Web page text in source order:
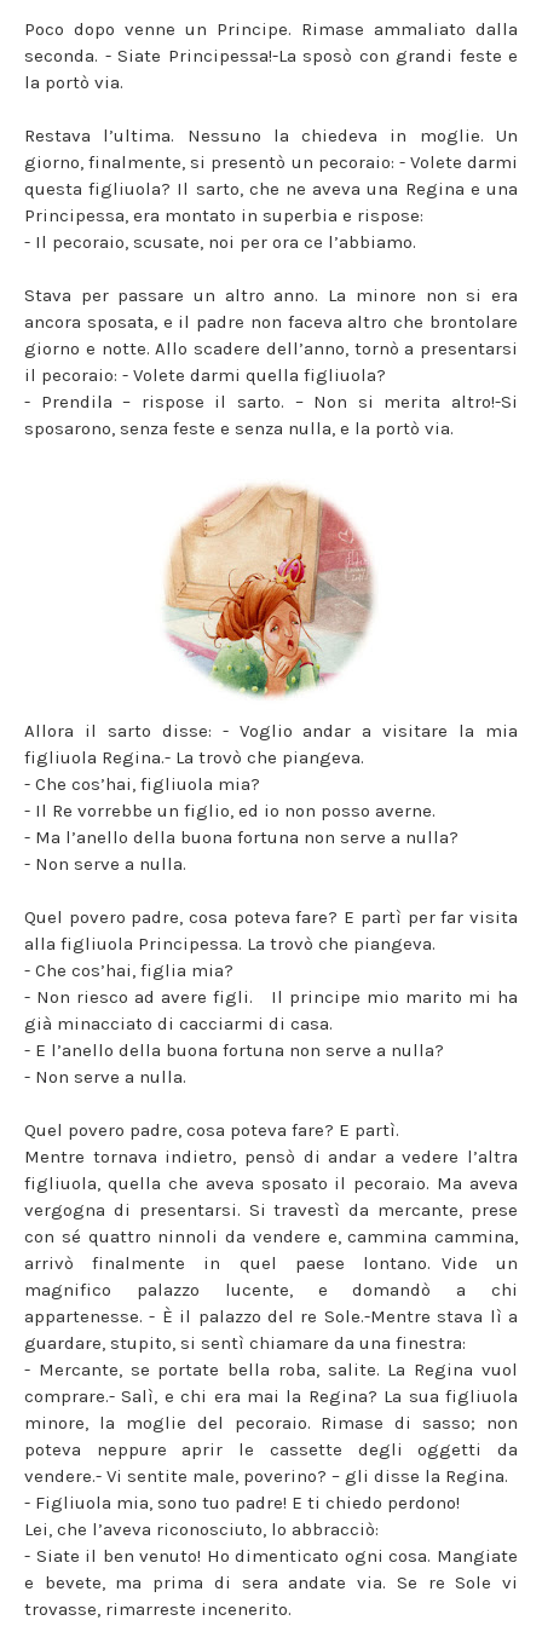
Poco dopo venne un Principe. Rimase ammaliato dalla
seconda. - Siate Principessa!-La sposò con grandi feste e
la portò via.
Restava l’ultima. Nessuno la chiedeva in moglie. Un
giorno, finalmente, si presentò un pecoraio: - Volete darmi
questa figliuola? Il sarto, che ne aveva una Regina e una
Principessa, era montato in superbia e rispose:
- Il pecoraio, scusate, noi per ora ce l’abbiamo.
Stava per passare un altro anno. La minore non si era
ancora sposata, e il padre non faceva altro che brontolare
giorno e notte. Allo scadere dell’anno, tornò a presentarsi
il pecoraio: - Volete darmi quella figliuola?
- Prendila – rispose il sarto. – Non si merita altro!-Si
sposarono, senza feste e senza nulla, e la portò via.
Allora il sarto disse: - Voglio andar a visitare la mia
figliuola Regina.- La trovò che piangeva.
- Che cos’hai, figliuola mia?
- Il Re vorrebbe un figlio, ed io non posso averne.
- Ma l’anello della buona fortuna non serve a nulla?
- Non serve a nulla.
Quel povero padre, cosa poteva fare? E partì per far visita
alla figliuola Principessa. La trovò che piangeva.
- Che cos’hai, figlia mia?
- Non riesco ad avere figli. Il principe mio marito mi ha
già minacciato di cacciarmi di casa.
- E l’anello della buona fortuna non serve a nulla?
- Non serve a nulla.
Quel povero padre, cosa poteva fare? E partì.
Mentre tornava indietro, pensò di andar a vedere l’altra
figliuola, quella che aveva sposato il pecoraio. Ma aveva
vergogna di presentarsi. Si travestì da mercante, prese
con sé quattro ninnoli da vendere e, cammina cammina,
arrivò finalmente in quel paese lontano. Vide un
magnifico palazzo lucente, e domandò a chi
appartenesse. - È il palazzo del re Sole.-Mentre stava lì a
guardare, stupito, si sentì chiamare da una finestra:
- Mercante, se portate bella roba, salite. La Regina vuol
comprare.- Salì, e chi era mai la Regina? La sua figliuola
minore, la moglie del pecoraio. Rimase di sasso; non
poteva neppure aprir le cassette degli oggetti da
vendere.- Vi sentite male, poverino? – gli disse la Regina.
- Figliuola mia, sono tuo padre! E ti chiedo perdono!
Lei, che l’aveva riconosciuto, lo abbracciò:
- Siate il ben venuto! Ho dimenticato ogni cosa. Mangiate
e bevete, ma prima di sera andate via. Se re Sole vi
trovasse, rimarreste incenerito.